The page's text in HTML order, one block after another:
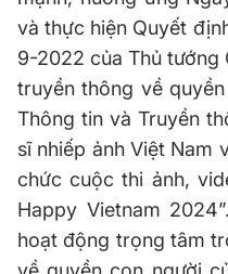
và thực hiện Quyết
9-2022 của Thủ tướng
truyền thông về
Thông tin và Truyền
sĩ nhiếp ảnh Việt Nam
chức cuộc thi ảnh,
Happy Vietnam
hoạt động trọng tâm